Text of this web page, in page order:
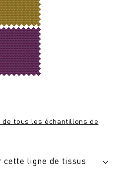
de tous les échantillons de
cette ligne de tissus